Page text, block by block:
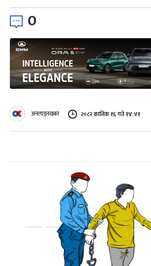
0
अनलाइनखबर २०८२ कात्तिक १६ गते १४:४१